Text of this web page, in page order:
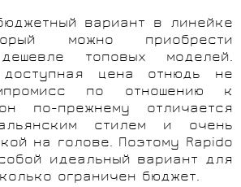
бюджетный вариант в линейке
можно приобрести
топовых моделей.
цена отнюдь не
по отношению к
по-прежнему отличается
стилем и очень
на голове. Поэтому Rapido
идеальный вариант для
ограничен бюджет.